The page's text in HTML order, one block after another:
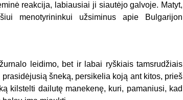
reakcija, labiausiai ji siautėjo galvoje. Matyt,
menotyrininkui užsiminus apie Bulgarijon
leidimo, bet ir labai ryškiais tamsrudžiais
šneką, persikelia koją ant kitos, prieš
kilstelti dailutę manekenę, kuri, pamaniusi, kad